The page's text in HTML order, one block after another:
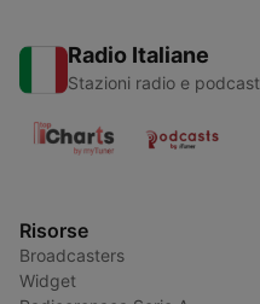
Radio Italiane
Stazioni radio e podcast
Risorse
Broadcasters
Widget